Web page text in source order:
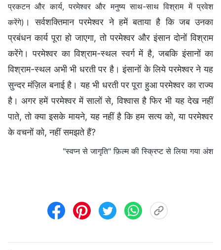
प्रकटन और कार्य, परमेश्वर और मनुष्य साथ-साथ विश्राम में प्रवेश
करेंगे) । सर्वशक्तिमान परमेश्वर ने हमें बताया है कि जब उनका
प्रबंधन कार्य पूरा हो जाएगा, तो परमेश्वर और इंसान दोनों विश्राम
करेंगे। परमेश्वर का विश्राम-स्थल स्वर्ग में है, जबकि इंसानों का
विश्राम-स्थल अभी भी धरती पर है। इंसानों के लिये परमेश्वर ने यह
सुन्दर मंज़िल बनाई है। यह भी धरती पर पूरा हुआ परमेश्वर का राज्य
है। अगर हमें परमेश्वर में सालों से, विश्वास है फिर भी यह देख नहीं
पाते, तो क्या इसके मायने, यह नहीं है कि हम सत्य को, या परमेश्वर
के वचनों को, नहीं समझते हैं?
"स्वप्न से जागृति" फ़िल्म की स्क्रिप्ट से लिया गया अंश